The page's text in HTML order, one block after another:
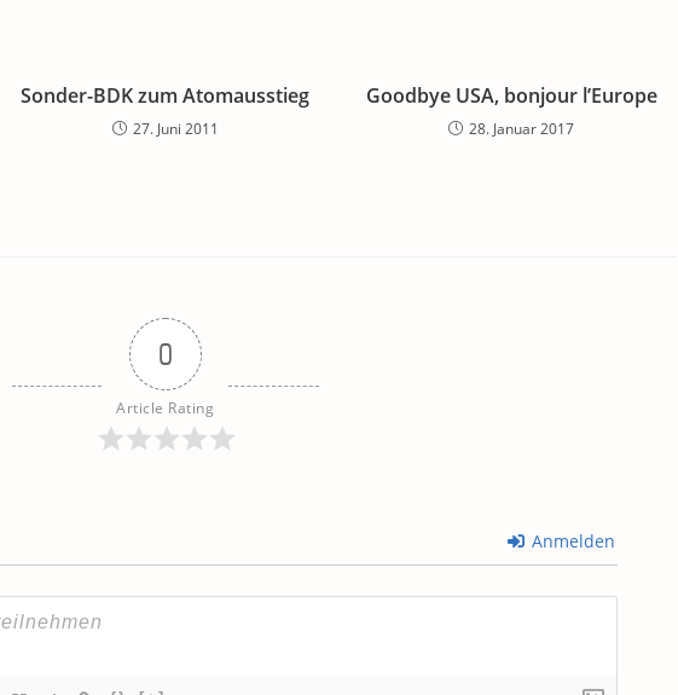
Sonder-BDK zum Atomausstieg
27. Juni 2011
Goodbye USA, bonjour l’Europe
28. Januar 2017
0
Article Rating
Anmelden